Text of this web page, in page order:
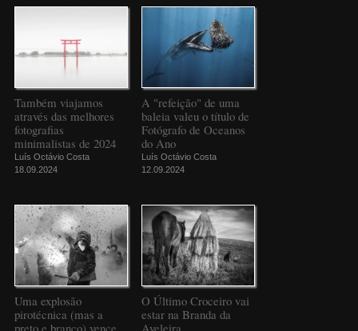
Também viajamos
através das melhores
fotografias
minimalistas de 2024
Luís Octávio Costa
18.09.2024
A "refeição" de uma
baleia valeu o título de
Fotógrafo de Oceanos
do Ano
Luís Octávio Costa
12.09.2024
Uma explosão
pirotécnica (mas a
O Último Croceiro vai
estar na Branda da